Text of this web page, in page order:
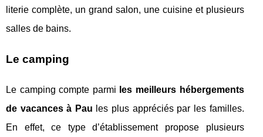
literie complète, un grand salon, une cuisine et plusieurs
salles de bains.
Le camping
Le camping compte parmi les meilleurs hébergements
de vacances à Pau les plus appréciés par les familles.
En effet, ce type d’établissement propose plusieurs